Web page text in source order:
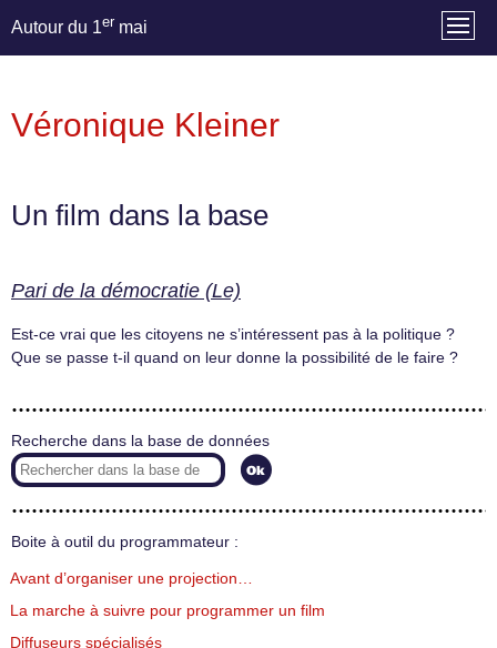
Autour du 1er mai
Véronique Kleiner
Un film dans la base
Pari de la démocratie (Le)
Est-ce vrai que les citoyens ne s’intéressent pas à la politique ?
Que se passe t-il quand on leur donne la possibilité de le faire ?
Recherche dans la base de données
Boite à outil du programmateur :
Avant d’organiser une projection…
La marche à suivre pour programmer un film
Diffuseurs spécialisés